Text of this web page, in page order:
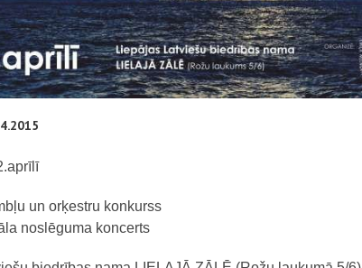
un orķestru konkurss
noslēguma koncerts